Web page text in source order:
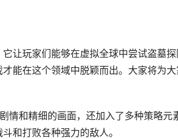
让玩家们能够在虚拟全球中尝试盗墓
能在这个领域中脱颖而出。大家将为
情和精细的画面，还加入了多种策略元
和打败各种强力的敌人。